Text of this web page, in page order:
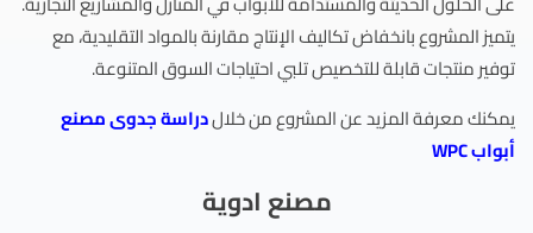
يتميز المشروع بانخفاض تكاليف الإنتاج مقارنة بالمواد التقليدية، مع
توفير منتجات قابلة للتخصيص تلبي احتياجات السوق المتنوعة.
يمكنك معرفة المزيد عن المشروع من خلالدراسة جدوى مصنع
أبواب WPC
مصنع ادوية